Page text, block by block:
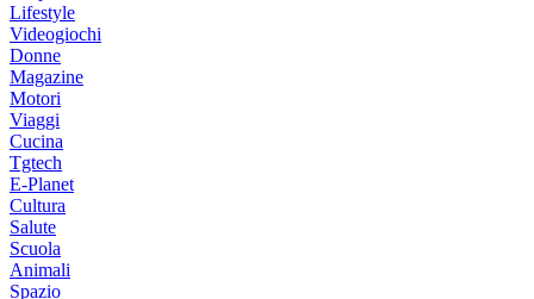
Lifestyle
Videogiochi
Donne
Magazine
Motori
Viaggi
Cucina
Tgtech
E-Planet
Cultura
Salute
Scuola
Animali
Spazio